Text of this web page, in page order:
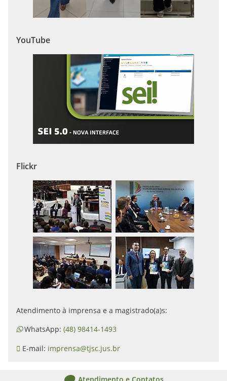
YouTube
Flickr
Atendimento à imprensa e a magistrado(a)s:
WhatsApp: (48) 98414-1493
E-mail: imprensa@tjsc.jus.br